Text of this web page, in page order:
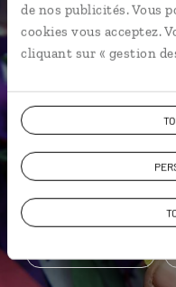
de nos publicités. Vous
cookies vous acceptez.
cliquant sur « gestion
Une
Pain de
Quartier de